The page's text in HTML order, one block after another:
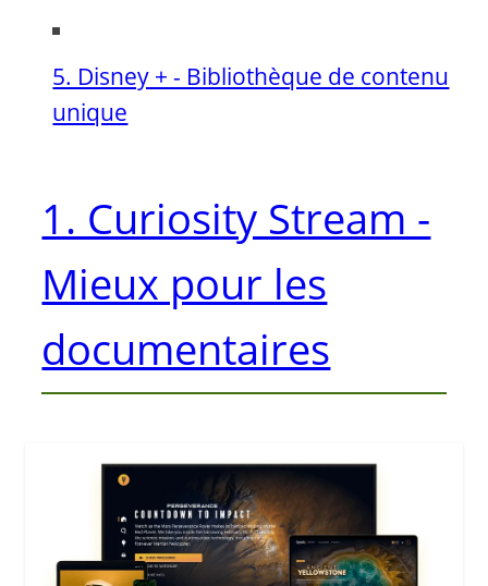
5. Disney + - Bibliothèque de contenu
unique
1. Curiosity Stream -
Mieux pour les
documentaires